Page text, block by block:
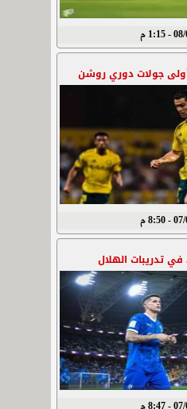
م
جولات دوري روشن
م
في تدريبات الهلال